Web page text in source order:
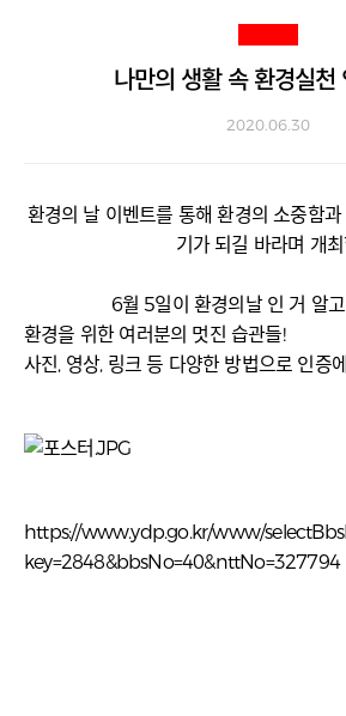
나만의 생활 속 환경실천
2020.06.30
환경의 날 이벤트를 통해 환경의 소중함과
기가 되길 바라며 개
6월 5일이 환경의날 인 거 알
환경을 위한 여러분의 멋진 습관들!
사진, 영상, 링크 등 다양한 방법으로 인증
https://www.ydp.go.kr/www/
key=2848&bbsNo=40&nttNo=327794